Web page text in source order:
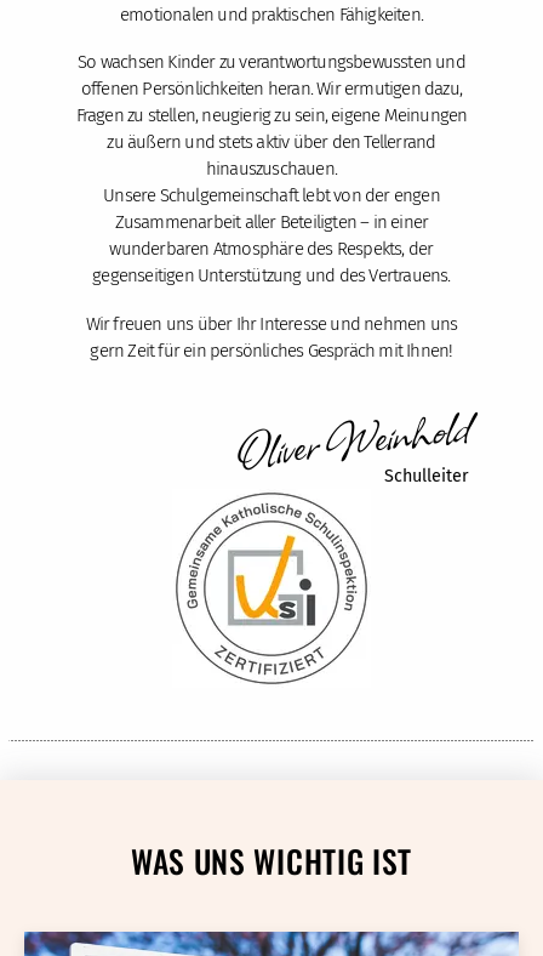
emotionalen und praktischen Fähigkeiten.
So wachsen Kinder zu verantwortungsbewussten und
offenen Persönlichkeiten heran. Wir ermutigen dazu,
Fragen zu stellen, neugierig zu sein, eigene Meinungen
zu äußern und stets aktiv über den Tellerrand
hinauszuschauen.
Unsere Schulgemeinschaft lebt von der engen
Zusammenarbeit aller Beteiligten – in einer
wunderbaren Atmosphäre des Respekts, der
gegenseitigen Unterstützung und des Vertrauens.
Wir freuen uns über Ihr Interesse und nehmen uns
gern Zeit für ein persönliches Gespräch mit Ihnen!
Oliver Weinhold
Schulleiter
WAS UNS WICHTIG IST